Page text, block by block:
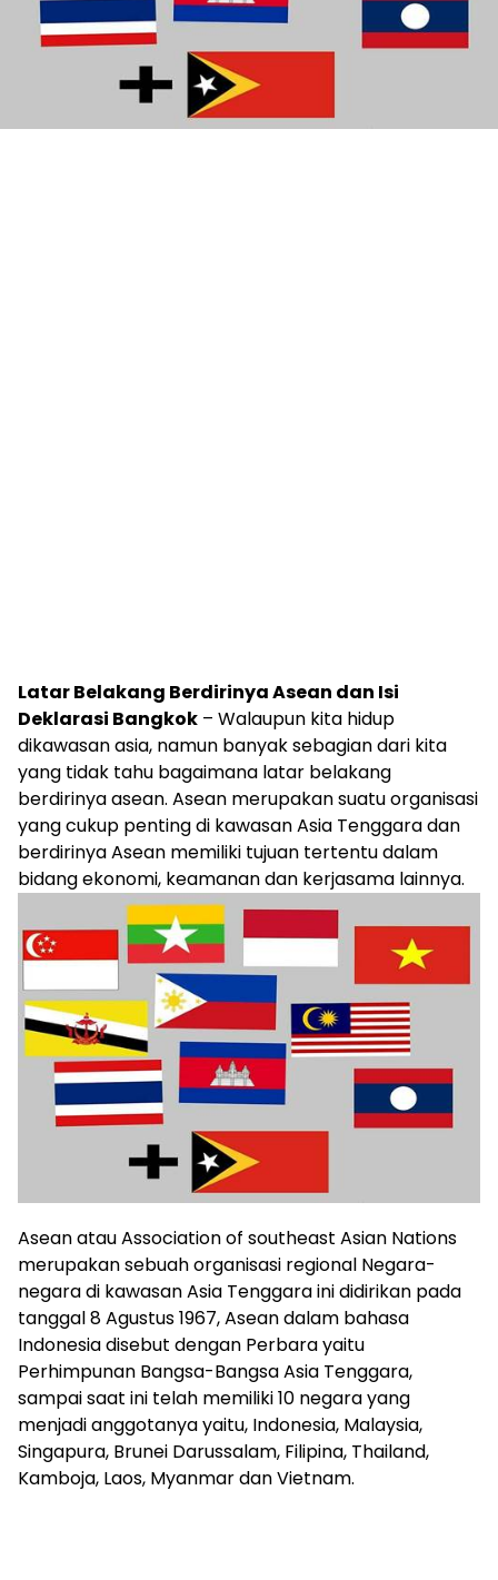
Latar Belakang Berdirinya Asean dan Isi
Deklarasi Bangkok – Walaupun kita hidup
dikawasan asia, namun banyak sebagian dari kita
yang tidak tahu bagaimana latar belakang
berdirinya asean. Asean merupakan suatu organisasi
yang cukup penting di kawasan Asia Tenggara dan
berdirinya Asean memiliki tujuan tertentu dalam
bidang ekonomi, keamanan dan kerjasama lainnya.
Asean atau Association of southeast Asian Nations
merupakan sebuah organisasi regional Negara-
negara di kawasan Asia Tenggara ini didirikan pada
tanggal 8 Agustus 1967, Asean dalam bahasa
Indonesia disebut dengan Perbara yaitu
Perhimpunan Bangsa-Bangsa Asia Tenggara,
sampai saat ini telah memiliki 10 negara yang
menjadi anggotanya yaitu, Indonesia, Malaysia,
Singapura, Brunei Darussalam, Filipina, Thailand,
Kamboja, Laos, Myanmar dan Vietnam.